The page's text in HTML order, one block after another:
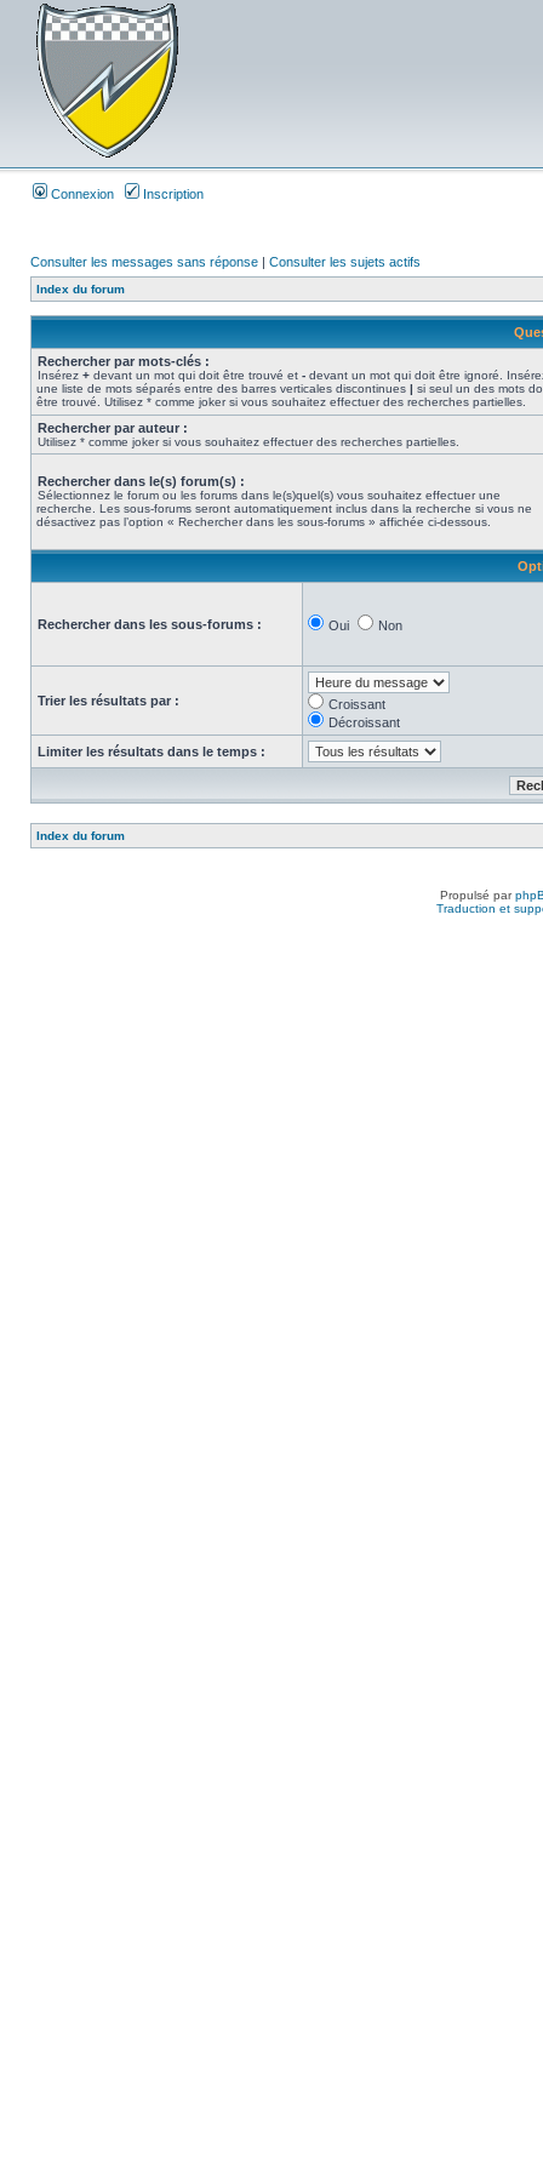
Connexion Inscription
Consulter les messages sans réponse | Consulter les sujets actifs
Index du forum
Rechercher par mots-clés :
Insérez + devant un mot qui doit être trouvé et - devant un mot qui doit être ignoré.
une liste de mots séparés entre des barres verticales discontinues | si seul un des mots
être trouvé. Utilisez * comme joker si vous souhaitez effectuer des recherches partielles.
Rechercher par auteur :
Utilisez * comme joker si vous souhaitez effectuer des recherches partielles.
Rechercher dans le(s) forum(s) :
Sélectionnez le forum ou les forums dans le(s)quel(s) vous souhaitez effectuer une
recherche. Les sous-forums seront automatiquement inclus dans la recherche si vous ne
désactivez pas l’option « Rechercher dans les sous-forums » affichée ci-dessous.
Rechercher dans les sous-forums : Oui Non
Trier les résultats par :
Croissant
Décroissant
Limiter les résultats dans le temps :
Index du forum
Propulsé par
Traduction et